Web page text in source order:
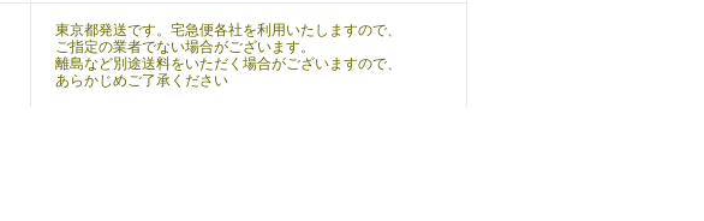
東京都発送です。宅急便各社を利用いたしますので、
ご指定の業者でない場合がございます。
離島など別途送料をいただく場合がございますので、
あらかじめご了承ください